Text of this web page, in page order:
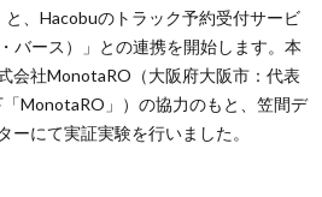
、Hacobuのトラック予約受付サービ
バース）」との連携を開始します。本
会社MonotaRO（大阪府大阪市：代表
MonotaRO」）の協力のもと、笠間デ
ーにて実証実験を行いました。